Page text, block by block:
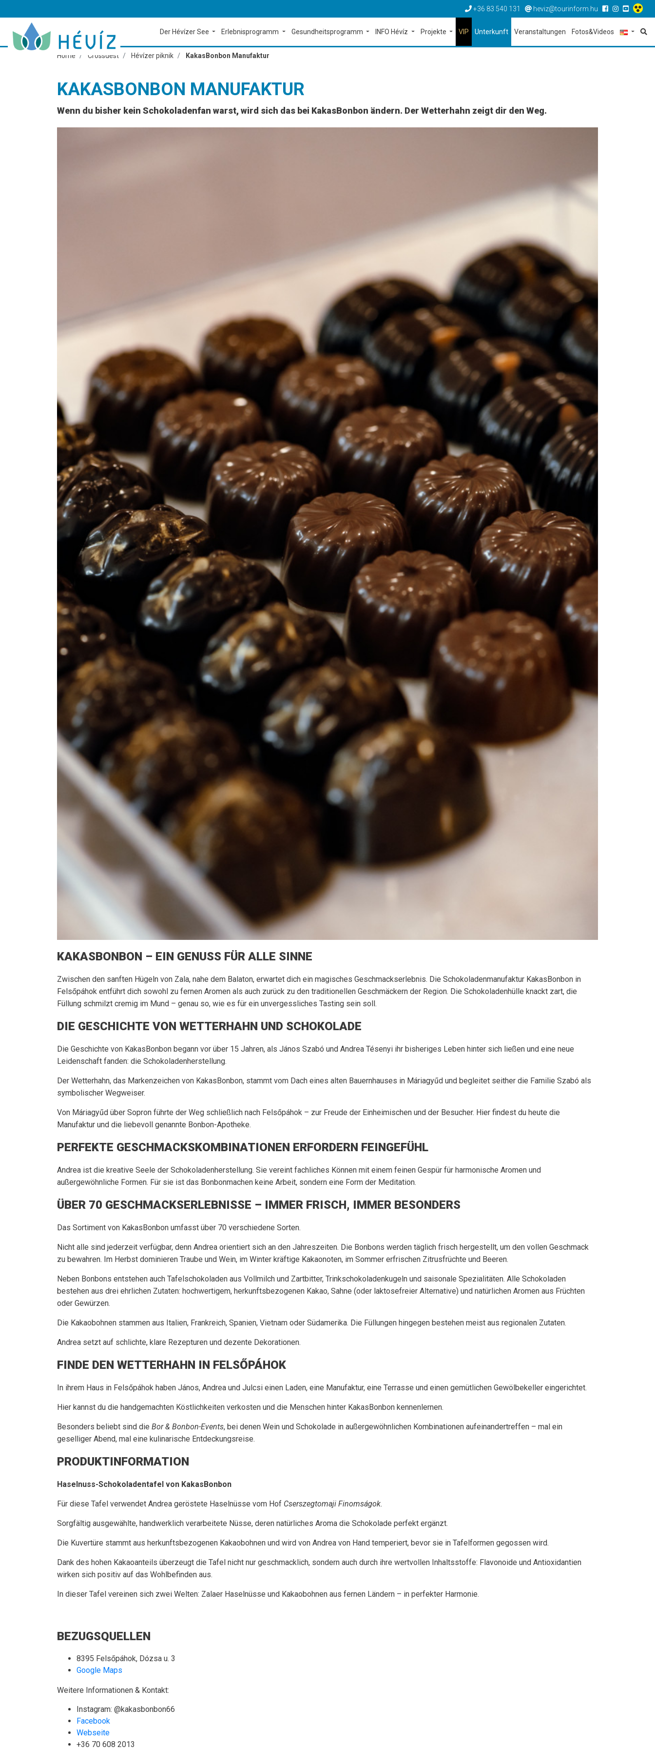
+36 83 540 131 heviz@tourinform.hu
Der Hévízer See Erlebnisprogramm Gesundheitsprogramm INFO Hévíz Projekte VIP Unterkunft Veranstaltungen Fotos&Videos
Home Crossdest Hévízer piknik KakasBonbon Manufaktur
KAKASBONBON MANUFAKTUR
Wenn du bisher kein Schokoladenfan warst, wird sich das bei KakasBonbon ändern. Der Wetterhahn zeigt dir den Weg.
KAKASBONBON – EIN GENUSS FÜR ALLE SINNE
Zwischen den sanften Hügeln von Zala, nahe dem Balaton, erwartet dich ein magisches Geschmackserlebnis. Die Schokoladenmanufaktur KakasBonbon in
Felsőpáhok entführt dich sowohl zu fernen Aromen als auch zurück zu den traditionellen Geschmäckern der Region. Die Schokoladenhülle knackt zart, die
Füllung schmilzt cremig im Mund – genau so, wie es für ein unvergessliches Tasting sein soll.
DIE GESCHICHTE VON WETTERHAHN UND SCHOKOLADE
Die Geschichte von KakasBonbon begann vor über 15 Jahren, als János Szabó und Andrea Tésenyi ihr bisheriges Leben hinter sich ließen und eine neue
Leidenschaft fanden: die Schokoladenherstellung.
Der Wetterhahn, das Markenzeichen von KakasBonbon, stammt vom Dach eines alten Bauernhauses in Máriagyűd und begleitet seither die Familie Szabó als
symbolischer Wegweiser.
Von Máriagyűd über Sopron führte der Weg schließlich nach Felsőpáhok – zur Freude der Einheimischen und der Besucher. Hier findest du heute die
Manufaktur und die liebevoll genannte Bonbon-Apotheke.
PERFEKTE GESCHMACKSKOMBINATIONEN ERFORDERN FEINGEFÜHL
Andrea ist die kreative Seele der Schokoladenherstellung. Sie vereint fachliches Können mit einem feinen Gespür für harmonische Aromen und
außergewöhnliche Formen. Für sie ist das Bonbonmachen keine Arbeit, sondern eine Form der Meditation.
ÜBER 70 GESCHMACKSERLEBNISSE – IMMER FRISCH, IMMER BESONDERS
Das Sortiment von KakasBonbon umfasst über 70 verschiedene Sorten.
Nicht alle sind jederzeit verfügbar, denn Andrea orientiert sich an den Jahreszeiten. Die Bonbons werden täglich frisch hergestellt, um den vollen Geschmack
zu bewahren. Im Herbst dominieren Traube und Wein, im Winter kräftige Kakaonoten, im Sommer erfrischen Zitrusfrüchte und Beeren.
Neben Bonbons entstehen auch Tafelschokoladen aus Vollmilch und Zartbitter, Trinkschokoladenkugeln und saisonale Spezialitäten. Alle Schokoladen
bestehen aus drei ehrlichen Zutaten: hochwertigem, herkunftsbezogenen Kakao, Sahne (oder laktosefreier Alternative) und natürlichen Aromen aus Früchten
oder Gewürzen.
Die Kakaobohnen stammen aus Italien, Frankreich, Spanien, Vietnam oder Südamerika. Die Füllungen hingegen bestehen meist aus regionalen Zutaten.
Andrea setzt auf schlichte, klare Rezepturen und dezente Dekorationen.
FINDE DEN WETTERHAHN IN FELSŐPÁHOK
In ihrem Haus in Felsőpáhok haben János, Andrea und Julcsi einen Laden, eine Manufaktur, eine Terrasse und einen gemütlichen Gewölbekeller eingerichtet.
Hier kannst du die handgemachten Köstlichkeiten verkosten und die Menschen hinter KakasBonbon kennenlernen.
Besonders beliebt sind die Bor & Bonbon-Events, bei denen Wein und Schokolade in außergewöhnlichen Kombinationen aufeinandertreffen – mal ein
geselliger Abend, mal eine kulinarische Entdeckungsreise.
PRODUKTINFORMATION
Haselnuss-Schokoladentafel von KakasBonbon
Für diese Tafel verwendet Andrea geröstete Haselnüsse vom Hof Cserszegtomaji Finomságok.
Sorgfältig ausgewählte, handwerklich verarbeitete Nüsse, deren natürliches Aroma die Schokolade perfekt ergänzt.
Die Kuvertüre stammt aus herkunftsbezogenen Kakaobohnen und wird von Andrea von Hand temperiert, bevor sie in Tafelformen gegossen wird.
Dank des hohen Kakaoanteils überzeugt die Tafel nicht nur geschmacklich, sondern auch durch ihre wertvollen Inhaltsstoffe: Flavonoide und Antioxidantien
wirken sich positiv auf das Wohlbefinden aus.
In dieser Tafel vereinen sich zwei Welten: Zalaer Haselnüsse und Kakaobohnen aus fernen Ländern – in perfekter Harmonie.
BEZUGSQUELLEN
8395 Felsőpáhok, Dózsa u. 3
Google Maps
Weitere Informationen & Kontakt:
Instagram: @kakasbonbon66
Facebook
Webseite
+36 70 608 2013